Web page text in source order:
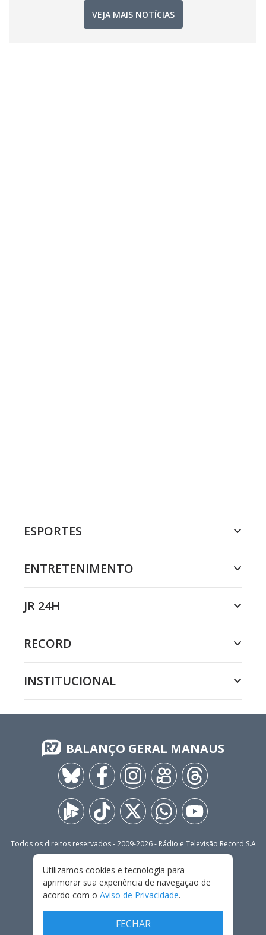
VEJA MAIS NOTÍCIAS
ESPORTES
ENTRETENIMENTO
JR 24H
RECORD
INSTITUCIONAL
BALANÇO GERAL MANAUS
Todos os direitos reservados - 2009-2026- Rádio e Televisão Record S.A
FALE CONOSCO
PRIVACIDADE
TERMOS E CONDIÇÕES DE USO
Utilizamos cookies e tecnologia para
aprimorar sua experiência de navegação de
acordo com o Aviso de Privacidade.
FECHAR